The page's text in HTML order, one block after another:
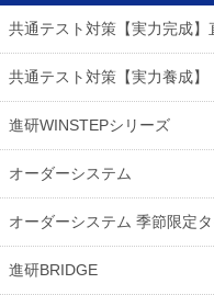
共通テスト対策【実力完成】
共通テスト対策【実力養成】
進研WINSTEPシリーズ
オーダーシステム
オーダーシステム 季節限定
進研BRIDGE